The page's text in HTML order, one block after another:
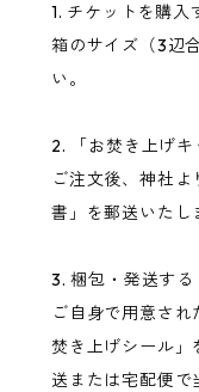
1. チケットを購入
箱のサイズ（3辺
い。
2. 「お焚き上げ
ご注文後、神社
書」を郵送いたし
3. 梱包・発送する
ご自身で用意さ
焚き上げシール」
送または宅配便で